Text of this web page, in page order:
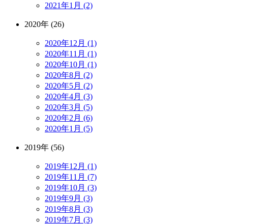
2021年1月 (2)
2020年 (26)
2020年12月 (1)
2020年11月 (1)
2020年10月 (1)
2020年8月 (2)
2020年5月 (2)
2020年4月 (3)
2020年3月 (5)
2020年2月 (6)
2020年1月 (5)
2019年 (56)
2019年12月 (1)
2019年11月 (7)
2019年10月 (3)
2019年9月 (3)
2019年8月 (3)
2019年7月 (3)